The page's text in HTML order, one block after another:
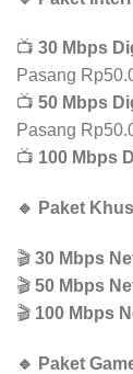
📺 30 Mbps
Pasang
📺 50 Mbps
Pasang
📺 100 Mbps
🔹 Paket
🎬 30 Mbps
🎬 50 Mbps
🎬 100 Mbps
🔹 Paket